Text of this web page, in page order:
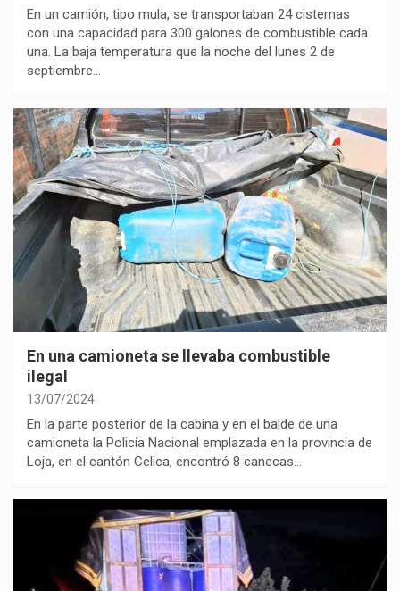
En un camión, tipo mula, se transportaban 24 cisternas
con una capacidad para 300 galones de combustible cada
una. La baja temperatura que la noche del lunes 2 de
septiembre…
En una camioneta se llevaba combustible
ilegal
13/07/2024
En la parte posterior de la cabina y en el balde de una
camioneta la Policía Nacional emplazada en la provincia de
Loja, en el cantón Celica, encontró 8 canecas…